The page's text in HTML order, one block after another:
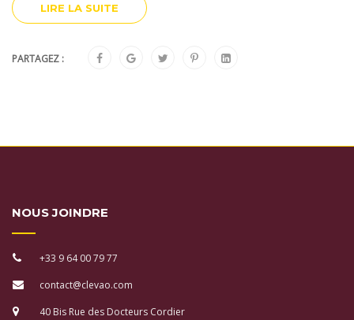
LIRE LA SUITE
PARTAGEZ :
NOUS JOINDRE
+33 9 64 00 79 77
contact@clevao.com
40 Bis Rue des Docteurs Cordier